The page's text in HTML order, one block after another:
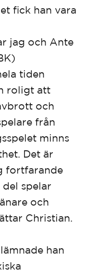
fick han vara
jag och Ante
tiden
roligt att
och
från
minns
Det är
fortfarande
spelar
och
Christian.
han